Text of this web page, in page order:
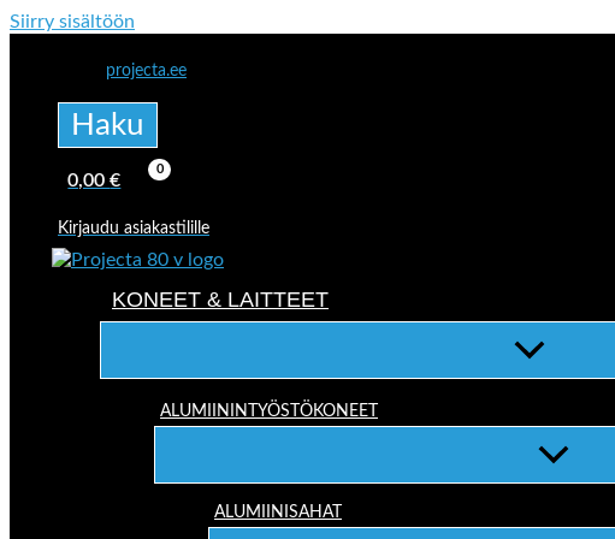
Siirry sisältöön
projecta.ee
Haku
0,00€
Kirjaudu asiakastilille
KONEET & LAITTEET
ALUMIININTYÖSTÖKONEET
ALUMIINISAHAT